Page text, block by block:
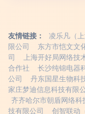
友情链接： 凌乐凡（
限公司
东方市恺文文
司
上海开好局网络技
合作社
长沙纯锦电器
公司
丹东国星生物科
家庄梦迪信息科技有限
齐齐哈尔市朝盾网络科
技有限公司
创智联动